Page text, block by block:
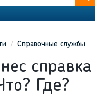
Справочные службы
справка
Где?